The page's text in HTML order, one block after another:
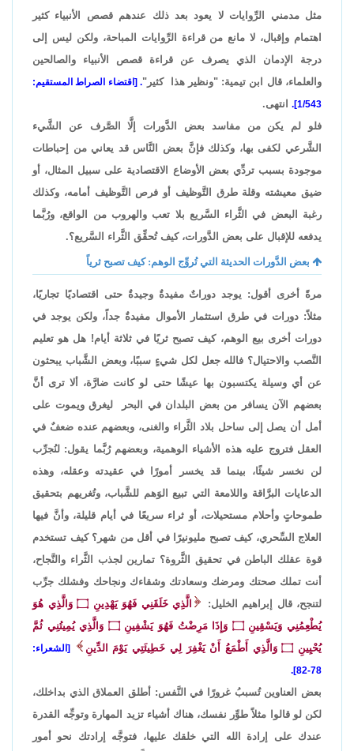
مثل مدمني الرِّوايات لا يعود بعد ذلك عندهم قصص الأنبياء كثير
اهتمام وإقبال، لا مانع من قراءة الرِّوايات المباحة، ولكن ليس إلى
درجة الإدمان الذي يصرف عن قراءة قصص الأنبياء والصالحين
والعلماء، قال ابن تيمية: "ونظير هذا كثير". [اقتضاء الصراط المستقيم:
1/543].
انتهى.
فلو لم يكن من مفاسد بعض الدَّورات إلَّا الصَّرف عن الشَّيء
الشَّرعي لكفى بها، وكذلك فإنَّ بعض النَّاس قد يعاني من إحباطات
موجودة بسبب تردِّي بعض الأوضاع الاقتصادية على سبيل المثال، أو
ضيق معيشته وقلة طرق التَّوظيف أو فرص التَّوظيف أمامه، وكذلك
رغبة البعض في الثَّراء السَّريع بلا تعب والهروب من الواقع، ورُبَّما
يدفعه للإقبال على بعض الدَّورات، كيف تُحقِّق الثَّراء السَّريع؟.
بعض الدَّورات الحديثة التي تُروِّج الوهم: كيف تصبح ثرياً
مرةً أخرى أقول: يوجد دوراتٌ مفيدةٌ وجيدةٌ حتى اقتصاديًا تجاريًا،
مثلاً: دورات في طرق استثمار الأموال مفيدةٌ جداً، ولكن يوجد في
دورات أخرى بيع الوهم، كيف تصبح ثريًا في ثلاثة أيام! هل هو تعليم
النَّصب والاحتيال؟ فالله جعل لكل شيءٍ سببًا، وبعض الشَّباب يبحثون
عن أي وسيلة يكتسبون بها عيشًا حتى لو كانت ضارَّة، ألا ترى أنَّ
بعضهم الآن يسافر من بعض البلدان في البحر ليغرق ويموت على
أمل أن يصل إلى ساحل بلاد الثَّراء والغنى، وبعضهم عنده ضعفٌ في
العقل فتروج عليه هذه الأشياء الوهمية، وبعضهم رُبَّما يقول: لنُجرِّب
لن نخسر شيئًا، بينما قد يخسر أمورًا في عقيدته وعقله، وهذه
الدعايات البرَّاقة واللامعة التي تبيع الوَهم للشَّباب، وتُغريهم بتحقيق
طموحاتٍ وأحلام مستحيلات، أو ثراء سريعًا في أيام قليلة، وأنَّ فيها
العلاج السِّحري، كيف تصبح مليونيرًا في أقل من شهر؟ كيف تستخدم
قوة عقلك الباطن في تحقيق الثَّروة؟ تمارين لجذب الثَّراء والنَّجاح،
أنت تملك صحتك ومرضك وسعادتك وشقاءك ونجاحك وفشلك جرِّب
لتنجح، قال إبراهيم الخليل:
الَّذِي خَلَقَنِي فَهُوَ يَهْدِينِ ۝
وَالَّذِي هُوَ
يُطْعِمُنِي وَيَسْقِينِ ۝ وَإِذَا مَرِضْتُ فَهُوَ يَشْفِينِ ۝
وَالَّذِي يُمِيتُنِي ثُمَّ
يُحْيِينِ ۝ وَالَّذِي أَطْمَعُ أَنْ يَغْفِرَ لِي خَطِيئَتِي يَوْمَ الدِّينِ
[الشعراء:
78-82].
بعض العناوين تُسببُ غرورًا في النَّفس: أطلق العملاق الذي بداخلك،
لكن لو قالوا مثلاً طوِّر نفسك، هناك أشياء تزيد المهارة وتوجِّه القدرة
عندك على إرادة الله التي خلقك عليها، فتوجَّه إرادتك نحو أمور